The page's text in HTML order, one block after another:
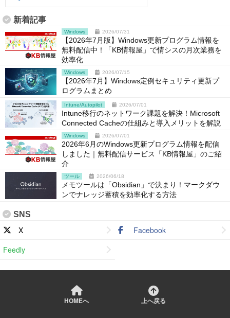
新着記事
Windows 2026/07/31
【2026年7月版】Windows更新プログラム情報を
無料配信中！「KB情報屋」で情シスの月次業務を
効率化
Windows 2026/07/15
【2026年7月】Windows定例セキュリティ更新プ
ログラムまとめ
Intune/Autopilot 2026/07/01
Intune移行のネットワーク課題を解決！Microsoft
Connected Cacheの仕組みと導入メリットを解説
Windows 2026/07/01
2026年6月のWindows更新プログラム情報を配信
しました｜無料配信サービス「KB情報屋」のご紹
介
ツール 2026/06/18
メモツールは「Obsidian」で決まり！マークダウ
ンでナレッジ蓄積を効率化する方法
SNS
X
Facebook
Feedly
HOMEへ 上へ戻る